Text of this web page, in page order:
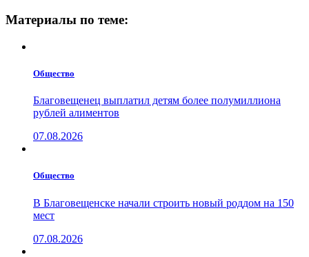
Материалы по теме:
Общество
Благовещенец выплатил детям более полумиллиона
рублей алиментов
07.08.2026
Общество
В Благовещенске начали строить новый роддом на 150
мест
07.08.2026